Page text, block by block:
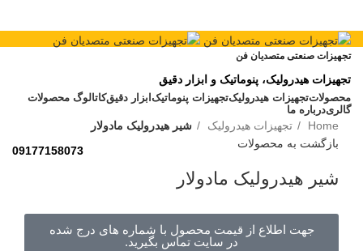
تجهیزات صنعتی متصدیان فن
تجهیزات هیدرولیک، پنوماتیک و ابزار دقیق
محصولاتتجهیزات هیدرولیکتجهیزات پنوماتیک ابزار دقیقکاتالوگ محصولات
گالریدرباره ما
09177158073
برای بزرگنمایی کلیک کنید
Home
تجهیزات هیدرولیک
شیر هیدرولیک مادولار
بازگشت به محصولات
شیر هیدرولیک مادولار
جهت اطلاع از قیمت محصول با شماره های درج شده
در سایت تماس بگیرید.